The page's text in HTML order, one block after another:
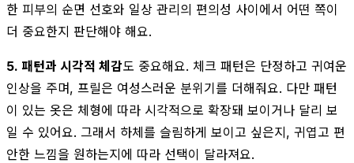
한 피부의 순면 선호와 일상 관리의 편의성 사이에서 어떤 쪽이
더 중요한지 판단해야 해요.
5. 패턴과 시각적 체감도 중요해요. 체크 패턴은 단정하고 귀여운
인상을 주며, 프릴은 여성스러운 분위기를 더해줘요. 다만 패턴
이 있는 옷은 체형에 따라 시각적으로 확장돼 보이거나 달리 보
일 수 있어요. 그래서 하체를 슬림하게 보이고 싶은지, 귀엽고 편
안한 느낌을 원하는지에 따라 선택이 달라져요.